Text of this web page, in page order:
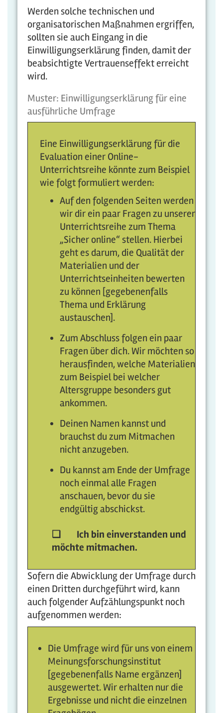
Werden solche technischen und
organisatorischen Maßnahmen ergriffen,
sollten sie auch Eingang in die
Einwilligungserklärung finden, damit der
beabsichtigte Vertrauenseffekt erreicht
wird.
Muster: Einwilligungserklärung für eine
ausführliche Umfrage
Eine Einwilligungserklärung für die
Evaluation einer Online-
Unterrichtsreihe könnte zum Beispiel
wie folgt formuliert werden:
Auf den folgenden Seiten werden
wir dir ein paar Fragen zu unserer
Unterrichtsreihe zum Thema
„Sicher online“ stellen. Hierbei
geht es darum, die Qualität der
Materialien und der
Unterrichtseinheiten bewerten
zu können [gegebenenfalls
Thema und Erklärung
austauschen].
Zum Abschluss folgen ein paar
Fragen über dich. Wir möchten so
herausfinden, welche Materialien
zum Beispiel bei welcher
Altersgruppe besonders gut
ankommen.
Deinen Namen kannst und
brauchst du zum Mitmachen
nicht anzugeben.
Du kannst am Ende der Umfrage
noch einmal alle Fragen
anschauen, bevor du sie
endgültig abschickst.
❏ Ich bin einverstanden und
möchte mitmachen.
Sofern die Abwicklung der Umfrage durch
einen Dritten durchgeführt wird, kann
auch folgender Aufzählungspunkt noch
aufgenommen werden:
Die Umfrage wird für uns von einem
Meinungsforschungsinstitut
[gegebenenfalls Name ergänzen]
ausgewertet. Wir erhalten nur die
Ergebnisse und nicht die einzelnen